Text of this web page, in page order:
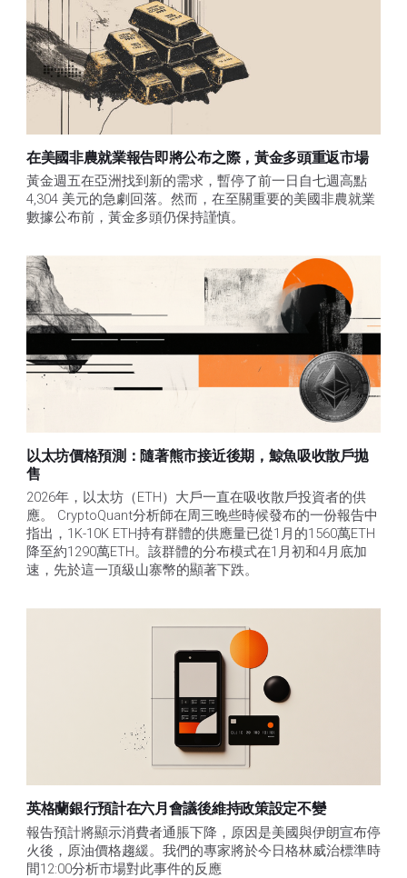
在美國非農就業報告即將公布之際，黃金多頭重返市場
黃金週五在亞洲找到新的需求，暫停了前一日自七週高點
4,304 美元的急劇回落。然而，在至關重要的美國非農就業
數據公布前，黃金多頭仍保持謹慎。
以太坊價格預測：隨著熊市接近後期，鯨魚吸收散戶拋
售​
2026年，以太坊（ETH）大戶一直在吸收散戶投資者的供
應。 CryptoQuant分析師在周三晚些時候發布的一份報告中
指出，1K-10K ETH持有群體的供應量已從1月的1560萬ETH
降至約1290萬ETH。該群體的分布模式在1月初和4月底加
速，先於這一頂級山寨幣的顯著下跌。
英格蘭銀行預計在六月會議後維持政策設定不變
報告預計將顯示消費者通脹下降，原因是美國與伊朗宣布停
火後，原油價格趨緩。我們的專家將於今日格林威治標準時
間12:00分析市場對此事件的反應